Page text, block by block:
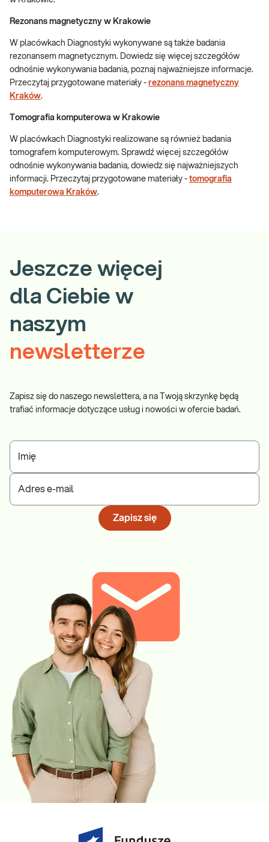
Rezonans magnetyczny w Krakowie
W placówkach Diagnostyki wykonywane są także badania
rezonansem magnetycznym. Dowiedz się więcej szczegółów
odnośnie wykonywania badania, poznaj najważniejsze informacje.
Przeczytaj przygotowane materiały - rezonans magnetyczny
Kraków.
Tomografia komputerowa w Krakowie
W placówkach Diagnostyki realizowane są również badania
tomografem komputerowym. Sprawdź więcej szczegółów
odnośnie wykonywania badania, dowiedz się najważniejszych
informacji. Przeczytaj przygotowane materiały - tomografia
komputerowa Kraków.
Jeszcze więcej
dla Ciebie w
naszym
newsletterze
Zapisz się do naszego newslettera, a na Twoją skrzynkę będą
trafiać informacje dotyczące usług i nowości w ofercie badań.
Imię
Adres e-mail
Zapisz się